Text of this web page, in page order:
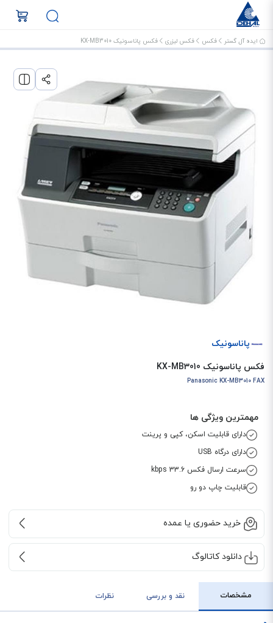
ایده آل گستر فکس فکس لیزری فکس پاناسونیک KX-MB3010
پاناسونیک
فکس پاناسونیک KX-MB3010
Panasonic KX-MB3010 FAX
مهمترین ویژگی ها
دارای قابلیت اسکن، کپی و پرینت
دارای درگاه USB
سرعت ارسال فکس 33.6 kbps
قابلیت چاپ دو رو
خرید حضوری یا عمده
دانلود کاتالوگ
مشخصات نقد و بررسی نظرات